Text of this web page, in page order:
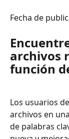
Fecha de
archivos
función
Los usuarios
archivos en
de palabras